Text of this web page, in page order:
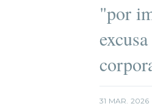
"por
31 MAR. 2026